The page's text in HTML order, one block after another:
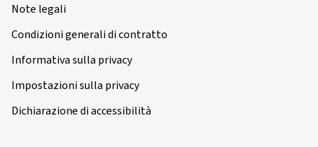
Note legali
Condizioni generali di contratto
Informativa sulla privacy
Impostazioni sulla privacy
Dichiarazione di accessibilità